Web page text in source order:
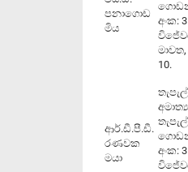
පනාගොඩ
මිය
අංක:
10.
ආර්.ඩී.පී.ඩී.
රණවක
මයා
අංක: